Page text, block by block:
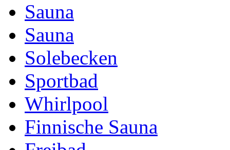
Sauna
Sauna
Solebecken
Sportbad
Whirlpool
Finnische Sauna